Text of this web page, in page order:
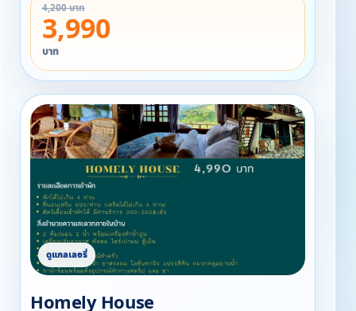
▪ อ่างอาบนำ
▪ เครื่องปรับอากาศ พัดลม ไดร์เป่าผม ตู้เย็น
▪ ลำโพง Marshall
▪ ผ้าขนหนู ครีมอาบน้ำ ยาสระผม โลชั่นทาผิว แปรงสีฟัน
หมวกคลุมอาบน้ำ
▪ กาน้ำร้อนพร้อมทั้งอุปกรณ์ทำกาแฟดริป และ ชา
▪ Snack
▪ แก้วไวน์ + ถังแช่ไวน์
4,200 บาท
3,990
บาท
Homely House